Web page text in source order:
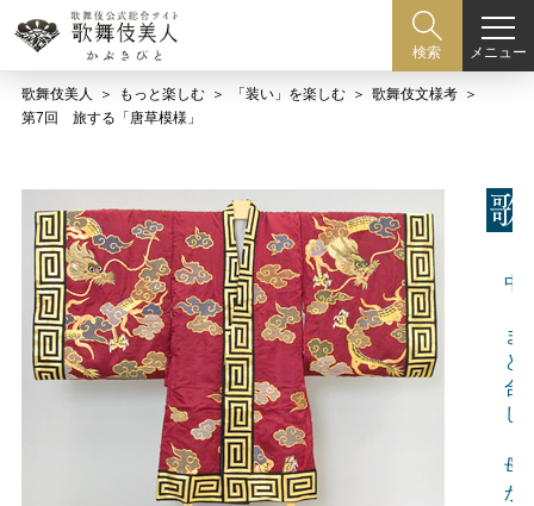
検索 メニュー
歌舞伎美人 もっと楽しむ 「装い」を楽しむ
歌舞伎文様考
第7回 旅する「唐草模様」
中
ま
と
合
し
母
か